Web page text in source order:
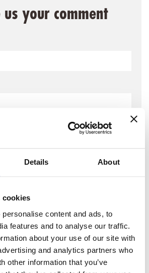
Details About
cookies
content and ads, to
features and to analyse our traffic.
about your use of our site with
and analytics partners who
other information that you’ve
us your comment